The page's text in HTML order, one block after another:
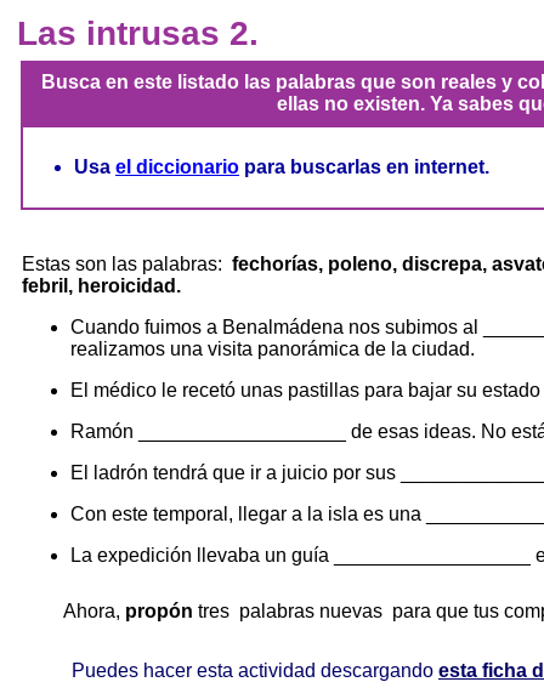
Las intrusas 2.
Busca en este listado las palabras que son reales y
ellas no existen. Ya sabes
Usa el diccionario para buscarlas en internet.
Estas son las palabras: fechorías, poleno, discrepa,
febril, heroicidad.
Cuando fuimos a Benalmádena nos subimos al
realizamos una visita panorámica de la ciudad.
El médico le recetó unas pastillas para bajar su
Ramón ___________________ de esas ideas. No
El ladrón tendrá que ir a juicio por sus
Con este temporal, llegar a la isla es una
La expedición llevaba un guía __________________
Ahora, propón tres palabras nuevas para que tus
Puedes hacer esta actividad descargando esta ficha